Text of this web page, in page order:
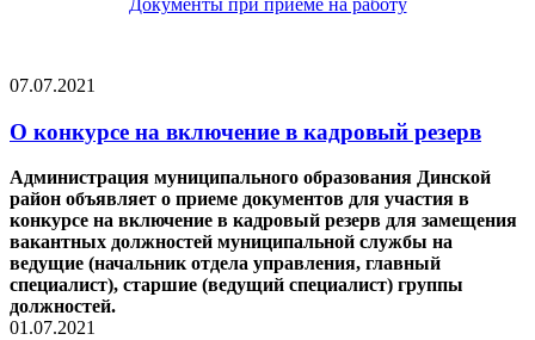
07.07.2021
О конкурсе на включение в кадровый резерв
Администрация муниципального образования Динской
район объявляет о приеме документов для участия в
конкурсе на включение в кадровый резерв для замещения
вакантных должностей муниципальной службы на
ведущие (начальник отдела управления, главный
специалист), старшие (ведущий специалист) группы
должностей.
01.07.2021